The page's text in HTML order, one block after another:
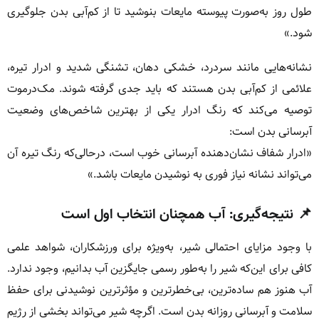
طول روز به‌صورت پیوسته مایعات بنوشید تا از کم‌آبی بدن جلوگیری
شود.»
نشانه‌هایی مانند سردرد، خشکی دهان، تشنگی شدید و ادرار تیره،
علائمی از کم‌آبی بدن هستند که باید جدی گرفته شوند. مک‌درموت
توصیه می‌کند که رنگ ادرار یکی از بهترین شاخص‌های وضعیت
آبرسانی بدن است:
«ادرار شفاف نشان‌دهنده آبرسانی خوب است، درحالی‌که رنگ تیره آن
می‌تواند نشانه نیاز فوری به نوشیدن مایعات باشد.»
📌 نتیجه‌گیری: آب همچنان انتخاب اول است
با وجود مزایای احتمالی شیر، به‌ویژه برای ورزشکاران، شواهد علمی
کافی برای این‌که شیر را به‌طور رسمی جایگزین آب بدانیم، وجود ندارد.
آب هنوز هم ساده‌ترین، بی‌خطرترین و مؤثرترین نوشیدنی برای حفظ
سلامت و آبرسانی روزانه بدن است. اگرچه شیر می‌تواند بخشی از رژیم